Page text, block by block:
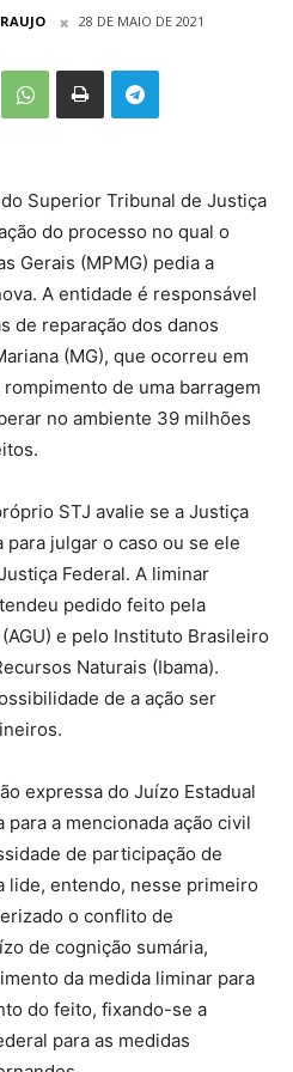
28 DE MAIO DE 2021
Superior Tribunal de Justiça
do processo no qual o
Gerais (MPMG) pedia a
A entidade é responsável
de reparação dos danos
(MG), que ocorreu em
de uma barragem
no ambiente 39 milhões
STJ avalie se a Justiça
julgar o caso ou se ele
Federal. A liminar
pedido feito pela
e pelo Instituto Brasileiro
Naturais (Ibama).
de a ação ser
expressa do Juízo Estadual
a mencionada ação civil
de participação de
lide, entendo, nesse primeiro
o conflito de
de cognição sumária,
da medida liminar para
do feito, fixando-se a
para as medidas